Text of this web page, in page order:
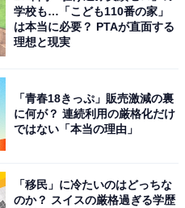
学校も…「こども110番の家」
は本当に必要？ PTAが直面する
理想と現実
「青春18きっぷ」販売激減の裏
に何が？ 連続利用の厳格化だけ
ではない「本当の理由」
「移民」に冷たいのはどっちな
のか？ スイスの厳格過ぎる学歴